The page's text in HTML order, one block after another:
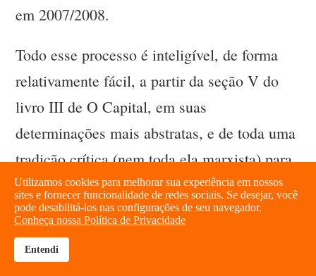
em 2007/2008.
Todo esse processo é inteligível, de forma
relativamente fácil, a partir da seção V do
livro III de O Capital, em suas
determinações mais abstratas, e de toda uma
tradição crítica (nem toda ela marxista) para
suas determinações mais concretas, e até
empíricas. Uma vez mais, a realidade
concreta é que coloca as questões que são
(ou não) apreendidas teoricamente. O capital
brightness_high
Utilizamos cookies para melhorar sua experiência em nossos
sites e fornecer funcionalidade de redes sociais. Se desejar, você
pode desabilitá-los nas configurações de seu navegador.
Conheça nossa Política de Privacidade
Entendi